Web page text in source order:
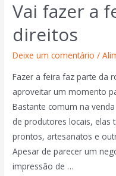
Vai fazer a
direitos
Deixe um comentário /
Fazer a feira faz parte da
aproveitar um momento
Bastante comum na
de produtores locais, elas
prontos, artesanatos e
Apesar de parecer um
impressão de …